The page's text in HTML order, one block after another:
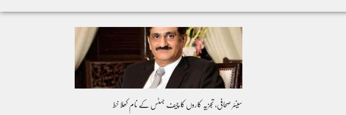
سینئر صحافی، تجزیہ کاروں کا چیف جسٹس کے نام کھلا خط